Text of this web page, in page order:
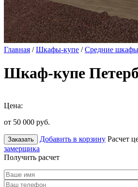
Главная /Шкафы-купе /Средние
Шкаф-купе
Цена:
от 50 000 руб.
Заказать Добавить в корзину Расчет
замерщика
Получить расчет